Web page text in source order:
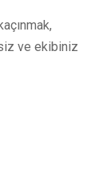
ve ekibiniz